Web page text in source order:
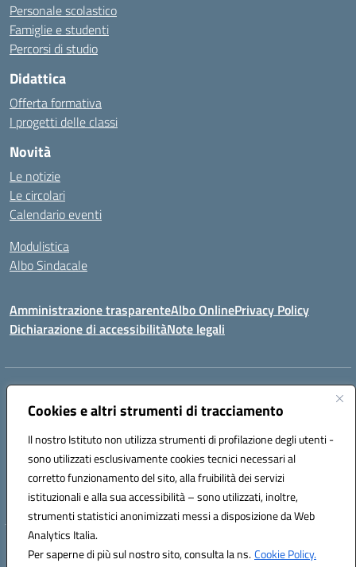
Cookies e altri strumenti di tracciamento
Il nostro Istituto non utilizza strumenti di profilazione degli utenti -
sono utilizzati esclusivamente cookies tecnici necessari al
corretto funzionamento del sito, alla fruibilità dei servizi
istituzionali e alla sua accessibilità – sono utilizzati, inoltre,
strumenti statistici anonimizzati messi a disposizione da Web
Analytics Italia.
Per saperne di più sul nostro sito, consulta la ns.Cookie Policy.
Personale scolastico
Famiglie e studenti
Percorsi di studio
Didattica
Offerta formativa
I progetti delle classi
Novità
Le notizie
Le circolari
Calendario eventi
Modulistica
Albo Sindacale
Amministrazione trasparenteAlbo OnlinePrivacy Policy
Dichiarazione di accessibilitàNote legali
Indirizzo:
Centralino:0994722507 Email:TAIC873006@istruzione.it
Codice fiscale: 90279480736
Codice meccanografico:
TAIC873006
Codice unico di fatturazione (CUF): 488XBQ
Hosting & Powered by 3D Solution S.r.l.